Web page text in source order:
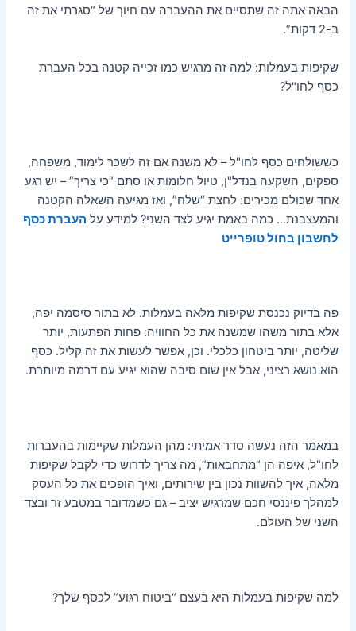
הבאה אתה זה שתסיים את ההעברה עם חיוך של “סגרתי את זה
ב-2 דקות”.
שקיפות בעמלות: למה זה מרגיש כמו זכייה קטנה בכל העברת
כסף לחו"ל?
כששולחים כסף לחו"ל – לא משנה אם זה לשכר לימוד, משפחה,
ספקים, השקעה בנדל"ן, טיול חלומות או סתם “כי צריך” – יש רגע
אחד שכולם מכירים: לחצת “שלח”, ואז מגיעה השאלה הקטנה
והמעצבנת… כמה באמת יגיע לצד השני? למידע על העברת כסף
לחשבון בחולטופרייט
פה בדיוק נכנסת שקיפות מלאה בעמלות. לא בתור סיסמה יפה,
אלא בתור משהו שמשנה את כל החוויה: פחות הפתעות, יותר
שליטה, יותר ביטחון כלכלי. וכן, אפשר לעשות את זה קליל. כסף
הוא נושא רציני, אבל אין שום סיבה שהוא יגיע עם דרמה מיותרת.
במאמר הזה נעשה סדר אמיתי: מהן העמלות שקיימות בהעברות
לחו"ל, איפה הן “מתחבאות”, מה צריך לדרוש כדי לקבל שקיפות
מלאה, איך להשוות נכון בין שירותים, ואיך הופכים את כל העסק
למהלך פיננסי חכם שמרגיש יציב – גם כשמדובר במטבע זר ובצד
השני של העולם.
למה שקיפות בעמלות היא בעצם “ביטוח רגוע” לכסף שלך?